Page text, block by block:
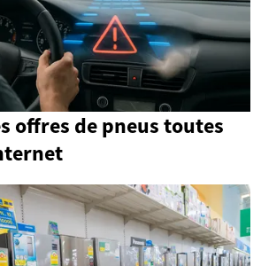
offres de pneus toutes